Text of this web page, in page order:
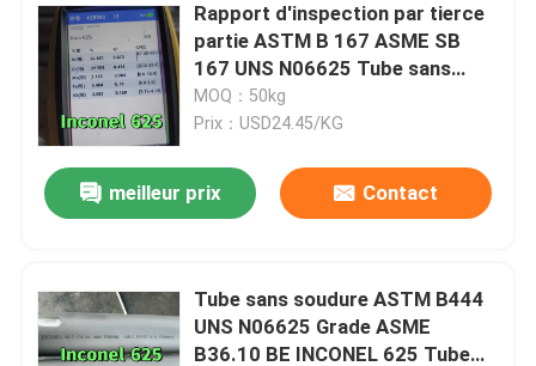
Contrôle de la qualité
Nous contacter
Nouvelles
Demandez un devis
Rapport d'inspection par tierce
partie ASTM B 167 ASME SB
167 UNS N06625 Tube sans
soudure en alliage Inconel 625
MOQ：50kg
Prix：USD24.45/KG
meilleur prix Contact
Tube sans soudure ASTM B444
UNS N06625 Grade ASME
B36.10 BE INCONEL 625 Tube